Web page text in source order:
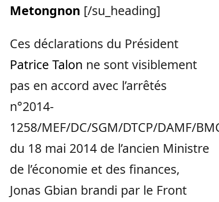
Metongnon [/su_heading]
Ces déclarations du Président
Patrice Talon ne sont visiblement
pas en accord avec l’arrêtés
n°2014-
1258/MEF/DC/SGM/DTCP/DAMF/
du 18 mai 2014 de l’ancien Ministre
de l’économie et des finances,
Jonas Gbian brandi par le Front